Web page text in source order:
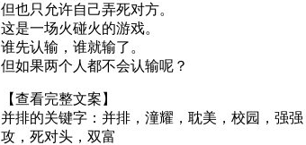
但也只允许自己弄死对方。
这是一场火碰火的游戏。
谁先认输，谁就输了。
但如果两个人都不会认输呢？
【查看完整文案】
并排的关键字： 并排，潼耀，耽美，校园，强强
攻，死对头，双富